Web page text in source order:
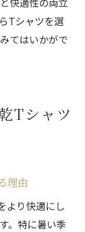
Tシャツを選
てはいかがで
Tシャツ
理由
より快適にし
。特に暑い季